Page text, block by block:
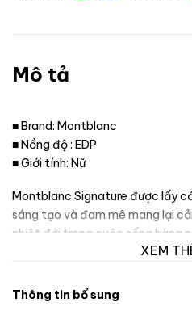
Mô tả
■ Brand: Montblanc
■ Nồng độ : EDP
■ Giới tính: Nữ
Montblanc Signature được lấy
sáng tạo và đam mê mang lại
nhiệt đới trong cuộc sống hàng
người phụ nữ mạnh mẽ nhưng
thể hiện bản thân qua mỗi hơi
XEM
Thông tin bổ sung